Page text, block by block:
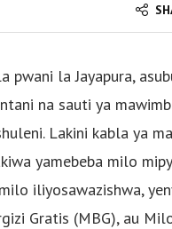
pwani la Jayapura,
na sauti ya
Lakini kabla ya
yamebeba milo
iliyosawazishwa,
Gratis (MBG), au